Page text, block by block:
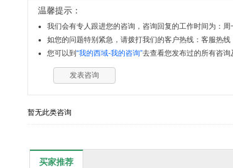
温馨提示：
我们会有专人跟进您的咨询，咨询回复的工作时间为：
如您的问题特别紧急，请拨打我们的客户热线：客服热
您可以到 “我的西域-我的咨询”去查看您发布过的所有咨询
发表咨询
暂无此类咨询
买家推荐